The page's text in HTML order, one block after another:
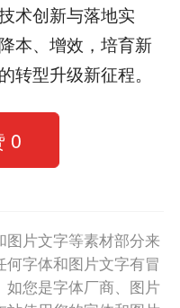
术创新与落地实
本、增效，培育新
转型升级新征程。
0
片文字等素材部分来
字体和图片文字有冒
您是字体厂商、图片